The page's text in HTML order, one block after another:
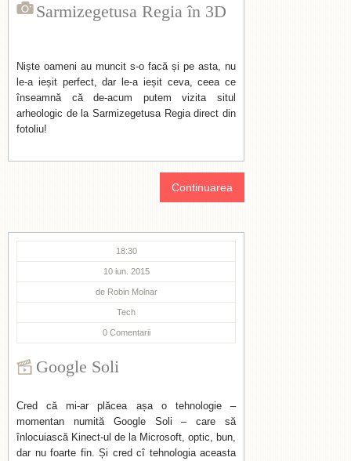
Sarmizegetusa Regia în 3D
Niște oameni au muncit s-o facă și pe asta, nu
le-a ieșit perfect, dar le-a ieșit ceva, ceea ce
înseamnă că de-acum putem vizita situl
arheologic de la Sarmizegetusa Regia direct din
fotoliu!
Continuarea
18:30
10 iun. 2015
de Robin Molnar
Tech
0 Comentarii
Google Soli
Cred că mi-ar plăcea așa o tehnologie –
momentan numită Google Soli – care să
înlocuiască Kinect-ul de la Microsoft, optic, bun,
dar nu foarte fin. Și cred cî tehnologia aceasta